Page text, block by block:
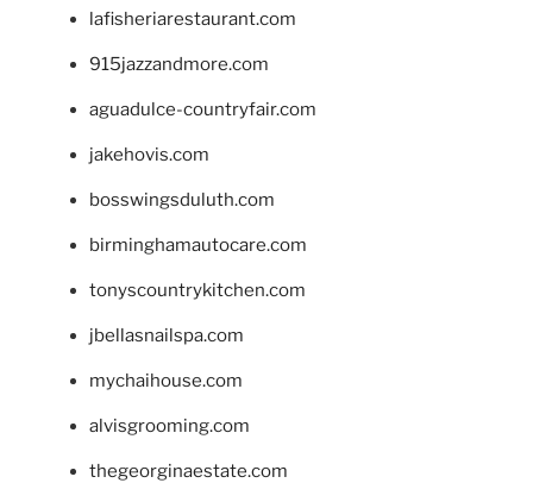
lafisheriarestaurant.com
915jazzandmore.com
aguadulce-countryfair.com
jakehovis.com
bosswingsduluth.com
birminghamautocare.com
tonyscountrykitchen.com
jbellasnailspa.com
mychaihouse.com
alvisgrooming.com
thegeorginaestate.com